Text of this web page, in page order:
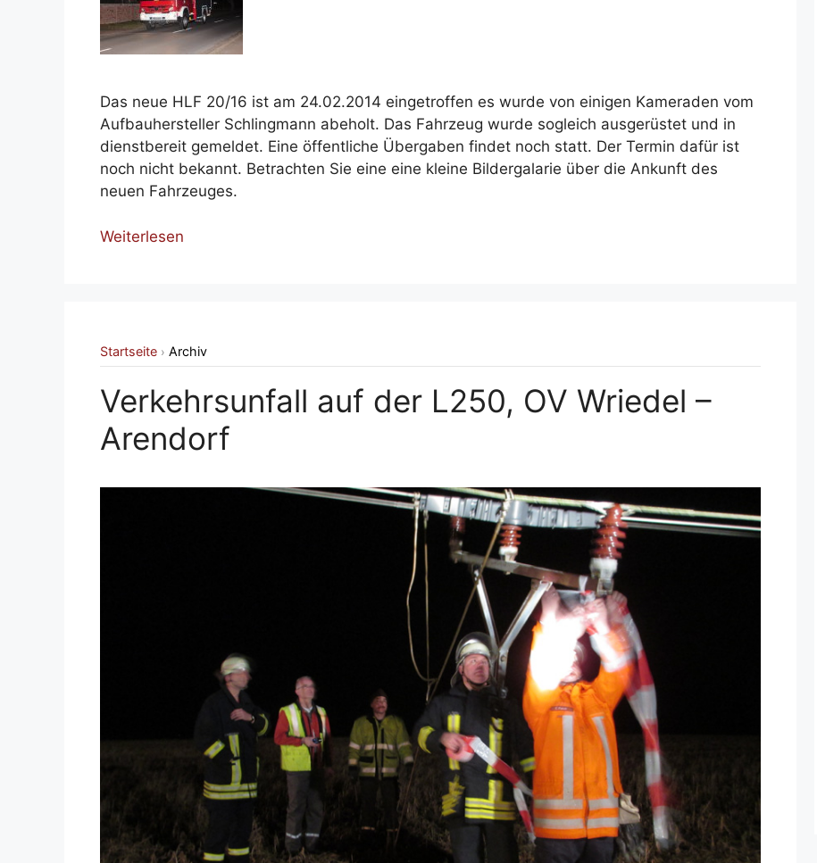
Das neue HLF 20/16 ist am 24.02.2014 eingetroffen es wurde von einigen Kameraden vom
Aufbauhersteller Schlingmann abeholt. Das Fahrzeug wurde sogleich ausgerüstet und in
dienstbereit gemeldet. Eine öffentliche Übergaben findet noch statt. Der Termin dafür ist
noch nicht bekannt. Betrachten Sie eine eine kleine Bildergalarie über die Ankunft des
neuen Fahrzeuges.
Weiterlesen
Startseite › Archiv
Verkehrsunfall auf der L250, OV Wriedel –
Arendorf